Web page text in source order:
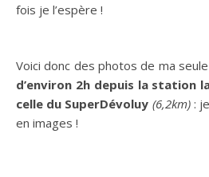
fois je l’espère !
Voici donc des photos de ma
d’environ 2h depuis la station
celle du SuperDévoluy (6,2km):
en images !